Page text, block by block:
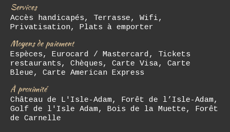
Services
Accès handicapés, Terrasse, Wifi,
Privatisation, Plats à emporter
Moyens de paiement
Espèces, Eurocard / Mastercard, Tickets
restaurants, Chèques, Carte Visa, Carte
Bleue, Carte American Express
À proximité
Château de L'Isle-Adam, Forêt de l’Isle-Adam,
Golf de l'Isle Adam, Bois de la Muette, Forêt
de Carnelle